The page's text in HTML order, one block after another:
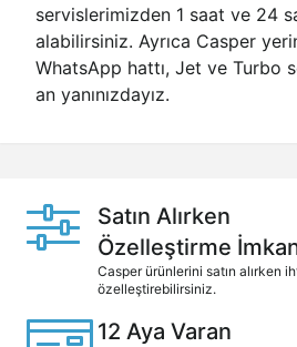
servislerimizden 1 saat ve 24
alabilirsiniz. Ayrıca Casper
WhatsApp hattı, Jet ve Turbo
an yanınızdayız.
Satın Alırken
Özelleştirme
Casper ürünlerini satın alırken
özelleştirebilirsiniz.
12 Aya Varan